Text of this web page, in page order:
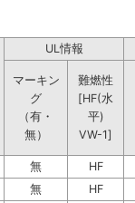
UL情報
マーキン
グ
（有・
無）
難燃性
[HF(水
平)
VW-1]
無
HF
無
HF